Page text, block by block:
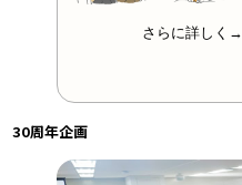
さらに詳しく→
30周年企画